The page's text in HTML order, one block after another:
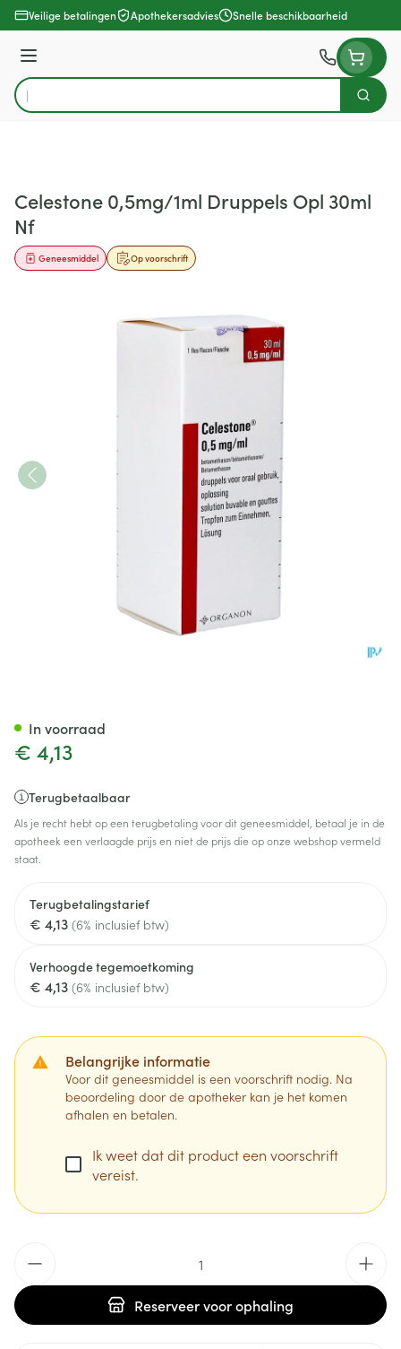
Ga naar de inhoud
Veilige betalingen Apothekersadvies Snelle beschikbaarheid
Menu
Product, merk, categorie...
Zoek
Celestone 0,5mg/1ml Druppels Opl 30ml
Nf
Op voorschrift
Geneesmiddel
€ 4,13
Terugbetaalbaar
Als je recht hebt op een terugbetaling voor dit geneesmiddel, betaal je in de
apotheek een verlaagde prijs en niet de prijs die op onze webshop vermeld
staat.
Terugbetalingstarief
€ 4,13 (6% inclusief btw)
Verhoogde tegemoetkoming
€ 4,13 (6% inclusief btw)
Belangrijke informatie
Voor dit geneesmiddel is een voorschrift nodig. Na
beoordeling door de apotheker kan je het komen
afhalen en betalen.
Ik weet dat dit product een voorschrift
vereist.
Reserveervoor ophaling
In voorraad